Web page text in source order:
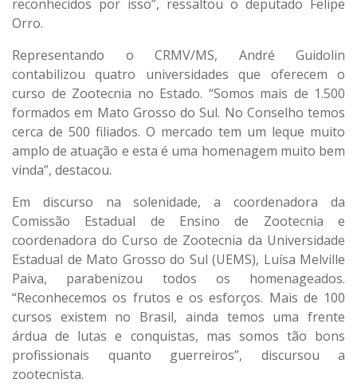
reconhecidos por isso”, ressaltou o deputado Felipe
Orro.
Representando o CRMV/MS, André Guidolin
contabilizou quatro universidades que oferecem o
curso de Zootecnia no Estado. “Somos mais de 1.500
formados em Mato Grosso do Sul. No Conselho temos
cerca de 500 filiados. O mercado tem um leque muito
amplo de atuação e esta é uma homenagem muito bem
vinda”, destacou.
Em discurso na solenidade, a coordenadora da
Comissão Estadual de Ensino de Zootecnia e
coordenadora do Curso de Zootecnia da Universidade
Estadual de Mato Grosso do Sul (UEMS), Luísa Melville
Paiva, parabenizou todos os homenageados.
“Reconhecemos os frutos e os esforços. Mais de 100
cursos existem no Brasil, ainda temos uma frente
árdua de lutas e conquistas, mas somos tão bons
profissionais quanto guerreiros”, discursou a
zootecnista.